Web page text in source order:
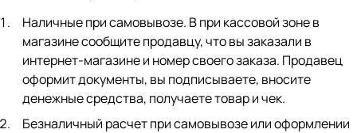
Наличные при самовывозе. В при кассовой зоне в
магазине сообщите продавцу, что вы заказали в
интернет-магазине и номер своего заказа. Продавец
оформит документы, вы подписываете, вносите
денежные средства, получаете товар и чек.
Безналичный расчет при самовывозе или оформлении